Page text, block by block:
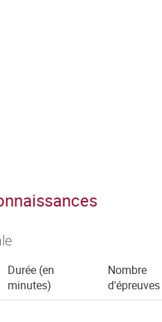
Durée (en
minutes)
Nombre
d'épreuves